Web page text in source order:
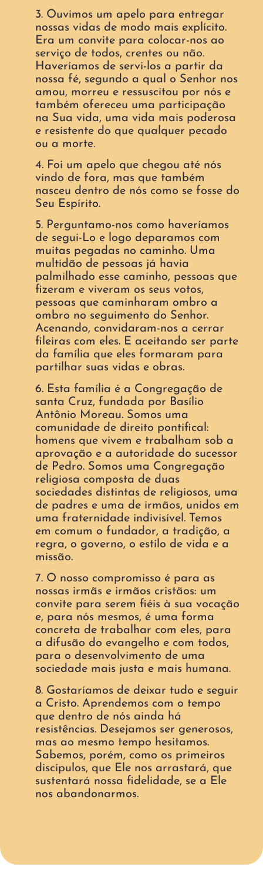
3. Ouvimos um apelo para entregar
nossas vidas de modo mais explícito.
Era um convite para colocar-nos ao
serviço de todos, crentes ou não.
Haveríamos de servi-los a partir da
nossa fé, segundo a qual o Senhor nos
amou, morreu e ressuscitou por nós e
também ofereceu uma participação
na Sua vida, uma vida mais poderosa
e resistente do que qualquer pecado
ou a morte.
4. Foi um apelo que chegou até nós
vindo de fora, mas que também
nasceu dentro de nós como se fosse do
Seu Espírito.
5. Perguntamo-nos como haveríamos
de segui-Lo e logo deparamos com
muitas pegadas no caminho. Uma
multidão de pessoas já havia
palmilhado esse caminho, pessoas que
fizeram e viveram os seus votos,
pessoas que caminharam ombro a
ombro no seguimento do Senhor.
Acenando, convidaram-nos a cerrar
fileiras com eles. E aceitando ser parte
da família que eles formaram para
partilhar suas vidas e obras.
6. Esta família é a Congregação de
santa Cruz, fundada por Basílio
Antônio Moreau. Somos uma
comunidade de direito pontifical:
homens que vivem e trabalham sob a
aprovação e a autoridade do sucessor
de Pedro. Somos uma Congregação
religiosa composta de duas
sociedades distintas de religiosos, uma
de padres e uma de irmãos, unidos em
uma fraternidade indivisível. Temos
em comum o fundador, a tradição, a
regra, o governo, o estilo de vida e a
missão.
7. O nosso compromisso é para as
nossas irmãs e irmãos cristãos: um
convite para serem fiéis à sua vocação
e, para nós mesmos, é uma forma
concreta de trabalhar com eles, para
a difusão do evangelho e com todos,
para o desenvolvimento de uma
sociedade mais justa e mais humana.
8. Gostaríamos de deixar tudo e seguir
a Cristo. Aprendemos com o tempo
que dentro de nós ainda há
resistências. Desejamos ser generosos,
mas ao mesmo tempo hesitamos.
Sabemos, porém, como os primeiros
discípulos, que Ele nos arrastará, que
sustentará nossa fidelidade, se a Ele
nos abandonarmos.